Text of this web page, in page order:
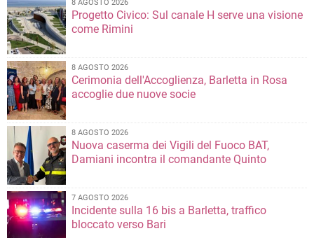
8 AGOSTO 2026
Progetto Civico: Sul canale H serve una visione
come Rimini
8 AGOSTO 2026
Cerimonia dell'Accoglienza, Barletta in Rosa
accoglie due nuove socie
8 AGOSTO 2026
Nuova caserma dei Vigili del Fuoco BAT,
Damiani incontra il comandante Quinto
7 AGOSTO 2026
Incidente sulla 16 bis a Barletta, traffico
bloccato verso Bari